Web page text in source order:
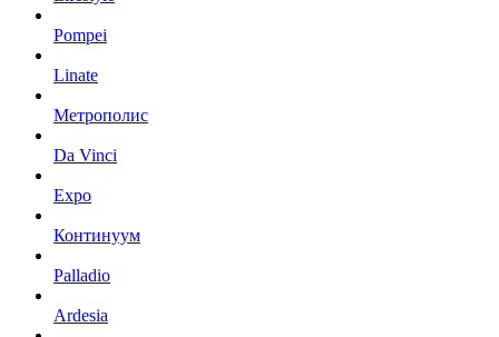
Pompei
Linate
Метрополис
Da Vinci
Expo
Континуум
Palladio
Ardesia